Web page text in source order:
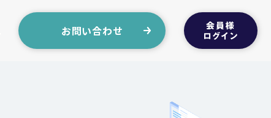
お問い合わせ